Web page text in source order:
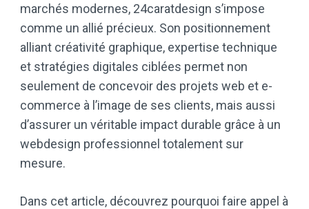
marchés modernes, 24caratdesign s’impose
comme un allié précieux. Son positionnement
alliant créativité graphique, expertise technique
et stratégies digitales ciblées permet non
seulement de concevoir des projets web et e-
commerce à l’image de ses clients, mais aussi
d’assurer un véritable impact durable grâce à un
webdesign professionnel totalement sur
mesure.
Dans cet article, découvrez pourquoi faire appel à